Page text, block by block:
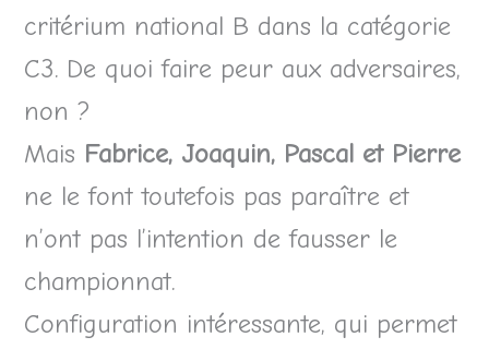
critérium national B dans la catégorie
C3. De quoi faire peur aux adversaires,
non ?
Mais Fabrice, Joaquin, Pascal et Pierre
ne le font toutefois pas paraître et
n’ont pas l’intention de fausser le
championnat.
Configuration intéressante, qui permet